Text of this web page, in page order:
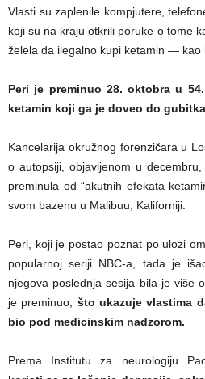
Vlasti su zaplenile kompjutere,
koji su na kraju otkrili poruke o tome
želela da ilegalno kupi ketamin — kao
Peri je preminuo 28. oktobra u
ketamin koji ga je doveo do
Kancelarija okružnog forenzičara u
o autopsiji, objavljenom u
preminula od “akutnih efekata
svom bazenu u Malibuu, Kaliforniji.
Peri, koji je postao poznat po ulozi
popularnoj seriji NBC-a, tada je
njegova poslednja sesija bila je više
je preminuo, što ukazuje vlastima
bio pod medicinskim nadzorom.
Prema Institutu za neurologiju